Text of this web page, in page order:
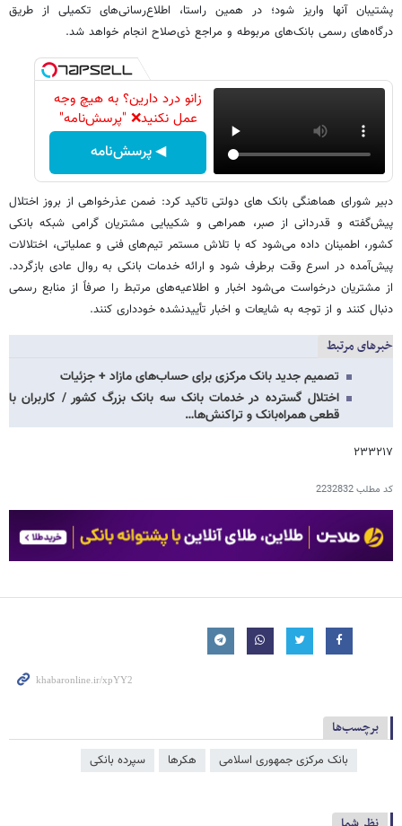
پشتیبان آنها واریز شود؛ در همین راستا، اطلاع‌رسانی‌های تکمیلی از طریق
درگاه‌های رسمی بانک‌های مربوطه و مراجع ذی‌صلاح انجام خواهد شد.
زانو درد دارین؟ به هیچ وجه
عمل نکنید❌ "پرسش‌نامه"
◀ پرسش‌نامه
دبیر شورای هماهنگی بانک های دولتی تاکید کرد: ضمن عذرخواهی از بروز اختلال
پیش‌گفته و قدردانی از صبر، همراهی و شکیبایی مشتریان گرامی شبکه بانکی
کشور، اطمینان داده می‌شود که با تلاش مستمر تیم‌های فنی و عملیاتی، اختلالات
پیش‌آمده در اسرع وقت برطرف شود و ارائه خدمات بانکی به روال عادی بازگردد.
از مشتریان درخواست می‌شود اخبار و اطلاعیه‌های مرتبط را صرفاً از منابع رسمی
دنبال کنند و از توجه به شایعات و اخبار تأییدنشده خودداری کنند.
خبرهای مرتبط
تصمیم جدید بانک مرکزی برای حساب‌های مازاد + جزئیات
اختلال گسترده در خدمات بانک‌ سه بانک بزرگ کشور / کاربران با
قطعی همراه‌بانک و تراکنش‌ها…
۲۳۳۲۱۷
کد مطلب2232832
برچسب‌ها
بانک مرکزی جمهوری اسلامی هکرها سپرده بانکی